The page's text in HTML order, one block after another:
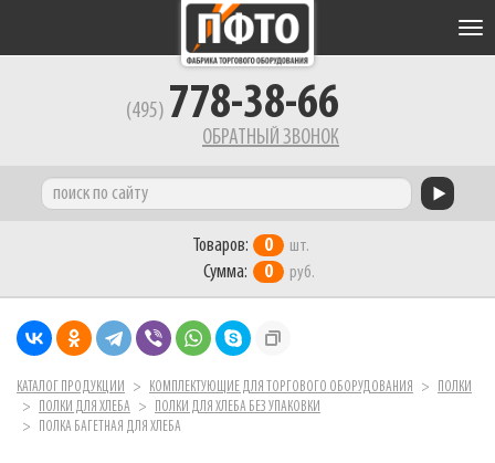
(495) 778-38-66
ОБРАТНЫЙ ЗВОНОК
Товаров: 0 шт.
Сумма: 0 руб.
КАТАЛОГ ПРОДУКЦИИ КОМПЛЕКТУЮЩИЕ ДЛЯ ТОРГОВОГО ОБОРУДОВАНИЯ
ПОЛКИ
ПОЛКИ ДЛЯ ХЛЕБА
ПОЛКИ ДЛЯ ХЛЕБА БЕЗ УПАКОВКИ
ПОЛКА БАГЕТНАЯ ДЛЯ ХЛЕБА